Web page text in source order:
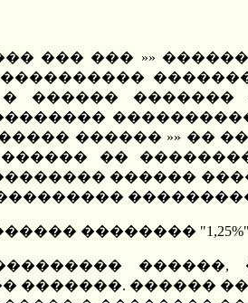
��� ��� »»
������
������ »» ��
��
������
��������
�������. ������